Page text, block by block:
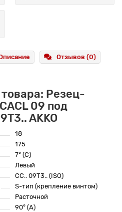
Отзывов (0)
Резец-
09 под
AKKO
18
175
7° (C)
Левый
CC.. 09T3.. (ISO)
S-тип (крепление винтом)
Расточной
90° (A)